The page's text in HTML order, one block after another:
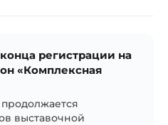
регистрации на
«Комплексная
продолжается
выставочной